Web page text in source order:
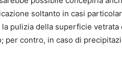
soltanto in casi
pulizia della superficie
per contro, in caso di